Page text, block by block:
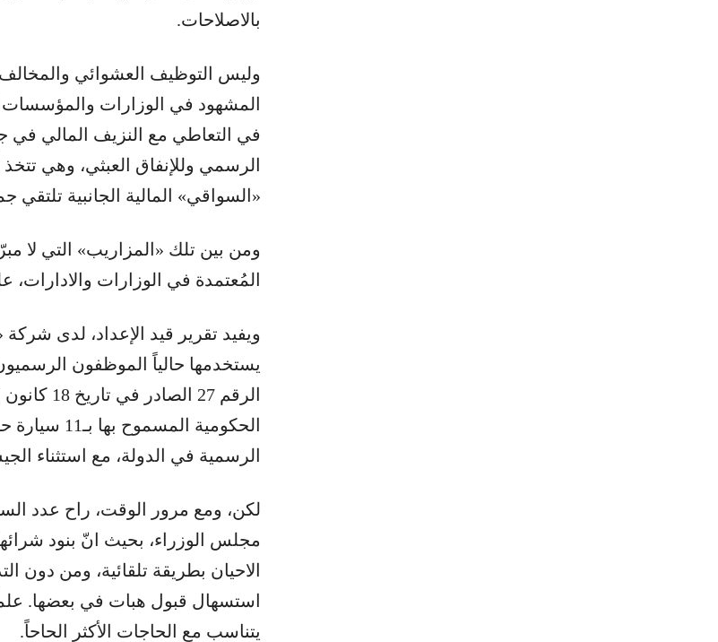
بالاصلاحات.
وليس التوظيف العشوائي
المشهود في الوزارات
في التعاطي مع النزيف المالي في
الرسمي وللإنفاق العبثي، وهي
«السواقي» المالية الجانبية
ومن بين تلك «المزاريب» التي لا
المُعتمدة في الوزارات
يستخدمها حالياً الموظفون
الحكومية
الرسمية في الدولة، مع استثناء
لكن، ومع مرور الوقت، راح عدد
مجلس الوزراء، بحيث انّ بنود
الاحيان بطريقة تلقائية، ومن دون
استسهال قبول هبات في بعضها.
يتناسب مع الحاجات الأكثر الحاحاً.